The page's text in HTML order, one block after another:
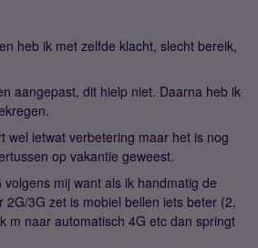
heb ik met zelfde klacht, slecht bereik,
aangepast, dit hielp niet. Daarna heb ik
wel ietwat verbetering maar het is nog
op vakantie geweest.
mij want als ik handmatig de
2G/3G zet is mobiel bellen iets beter (2,
m naar automatisch 4G etc dan springt